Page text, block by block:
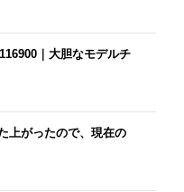
｜大胆なモデルチ
上がったので、現在の